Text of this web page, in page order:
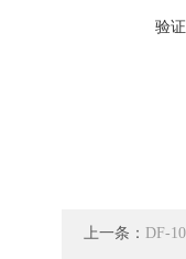
验
上一条： DF-